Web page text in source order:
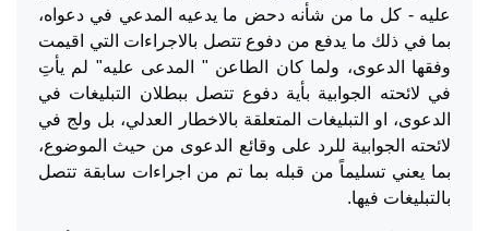
عليه - كل ما من شأنه دحض ما يدعيه المدعي في دعواه،
بما في ذلك ما يدفع من دفوع تتصل بالاجراءات التي اقيمت
وفقها الدعوى، ولما كان الطاعن " المدعى عليه" لم يأتِ
في لائحته الجوابية بأية دفوع تتصل ببطلان التبليغات في
الدعوى، او التبليغات المتعلقة بالاخطار العدلي، بل ولج في
لائحته الجوابية للرد على وقائع الدعوى من حيث الموضوع،
بما يعني تسليماً من قبله بما تم من اجراءات سابقة تتصل
بالتبليغات فيها.